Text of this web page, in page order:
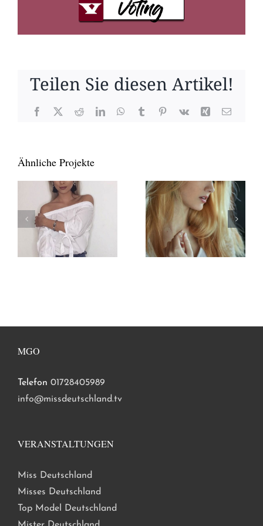
Teilen Sie diesen Artikel!
Facebook
X RedditLinkedInWhatsApp
TumblrPinterest
Vk Xing E-
Ähnliche Projekte
MGO
Telefon 01728405989
info@missdeutschland.tv
VERANSTALTUNGEN
Miss Deutschland
Misses Deutschland
Top Model Deutschland